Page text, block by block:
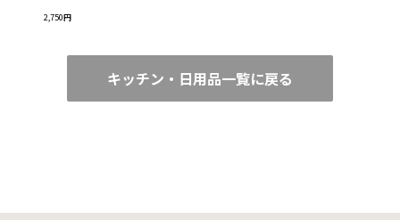
2,750円
キッチン・日用品一覧に戻る